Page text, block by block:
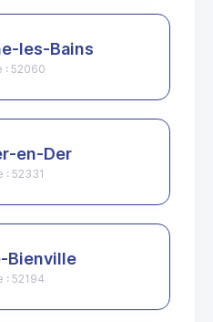
les-Bains
: 52060
en-Der
: 52331
Bienville
: 52194